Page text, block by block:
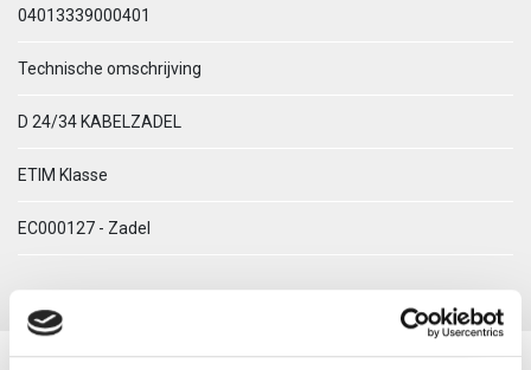
04013339000401
Technische omschrijving
D 24/34 KABELZADEL
ETIM Klasse
EC000127 - Zadel
Download productsheet